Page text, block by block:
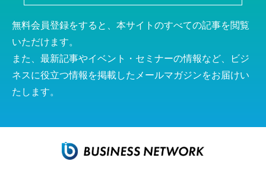
無料会員登録をすると、本サイトのすべての記事を閲覧
いただけます。
また、最新記事やイベント・セミナーの情報など、ビジ
ネスに役立つ情報を掲載したメールマガジンをお届けい
たします。